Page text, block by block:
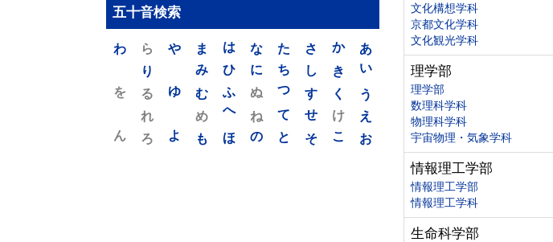
五十音検索
あ
い
う
え
お
か
き
く
け
こ
さ
し
す
せ
そ
た
ち
つ
て
と
な
に
ぬ
ね
の
は
ひ
ふ
へ
ほ
ま
み
む
め
も
や
ゆ
よ
ら
り
る
れ
ろ
わ
を
ん
文化構想学科
京都文化学科
文化観光学科
理学部
理学部
数理科学科
物理科学科
宇宙物理・気象学科
情報理工学部
情報理工学部
情報理工学科
生命科学部